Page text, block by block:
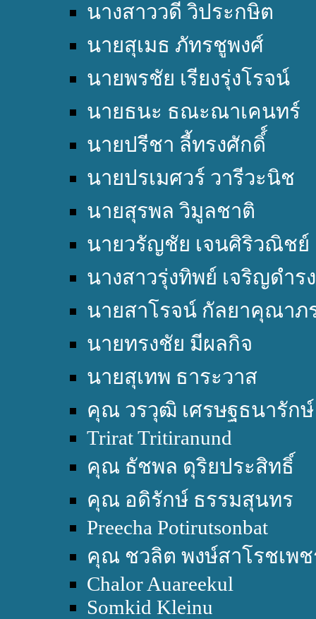
นางสาววดี วิประกษิต
นายสุเมธ ภัทรชูพงศ์
นายพรชัย เรียงรุ่งโรจน์
นายธนะ ธณะณาเคนทร์
นายปรีชา ลี้ทรงศักดิ์์
นายปรเมศวร์ วารีวะนิช
นายสุรพล วิมูลชาติ
นายวรัญชัย เจนศิริวณิชย์
นางสาวรุ่งทิพย์ เจริญดำร
นายสาโรจน์ กัลยาคุณา
นายทรงชัย มีผลกิจ
นายสุเทพ ธาระวาส
คุณ วรวุฒิ เศรษฐธนารักษ์
Trirat Tritiranund
คุณ ธัชพล ดุริยประสิทธิ์
คุณ อดิรักษ์ ธรรมสุนทร
Preecha Potirutsonbat
คุณ ชวลิต พงษ์สาโรชเพ
Chalor Auareekul
Somkid Kleinu